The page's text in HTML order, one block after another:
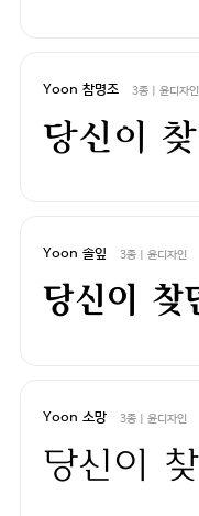
Yoon 참명조 3종 | 윤디자인
Yoon 솔잎 3종 | 윤디자인
Yoon 소망 3종 | 윤디자인